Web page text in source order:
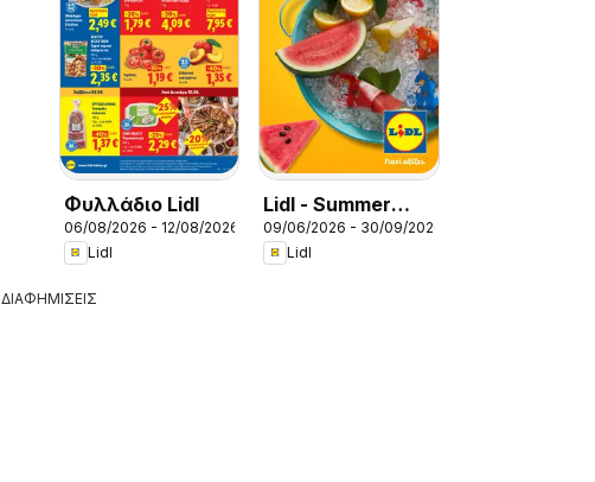
Φυλλάδιο Lidl
06/08/2026 - 12/08/2026
Lidl
Lidl - Summer
Booklet
09/06/2026 - 30/09/2026
Lidl
ΔΙΑΦΗΜΙΣΕΙΣ